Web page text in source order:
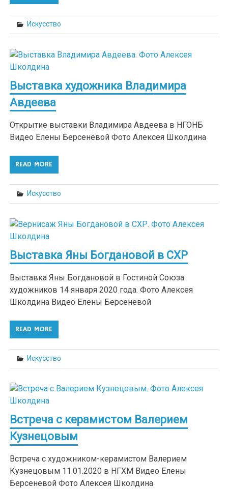
Искусство
Выставка художника Владимира
Авдеева
Открытие выставки Владимира Авдеева в НГОНБ
Видео Елены Берсенёвой Фото Алексея Школдина
READ MORE
Искусство
Выставка Яны Богдановой в СХР
Выставка Яны Богдановой в Гостиной Союза
художников 14 января 2020 года. Фото Алексея
Школдина Видео Елены Берсеневой
READ MORE
Искусство
Встреча с керамистом Валерием
Кузнецовым
Встреча с художником-керамистом Валерием
Кузнецовым 11.01.2020 в НГХМ Видео Елены
Берсеневой Фото Алексея Школдина